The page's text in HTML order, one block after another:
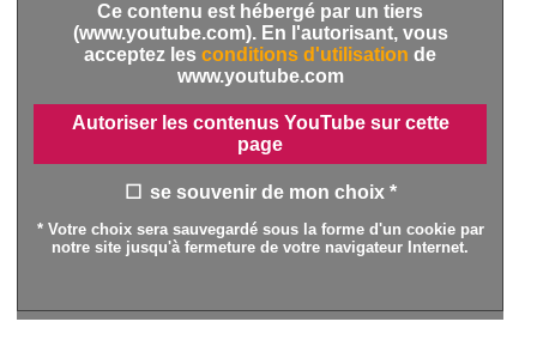
Ce contenu est hébergé par un tiers
(www.youtube.com). En l'autorisant, vous
acceptez les conditions d'utilisation de
www.youtube.com
Autoriser les contenus YouTube sur cette
page
se souvenir de mon choix *
* Votre choix sera sauvegardé sous la forme d'un cookie par
notre site jusqu'à fermeture de votre navigateur Internet.